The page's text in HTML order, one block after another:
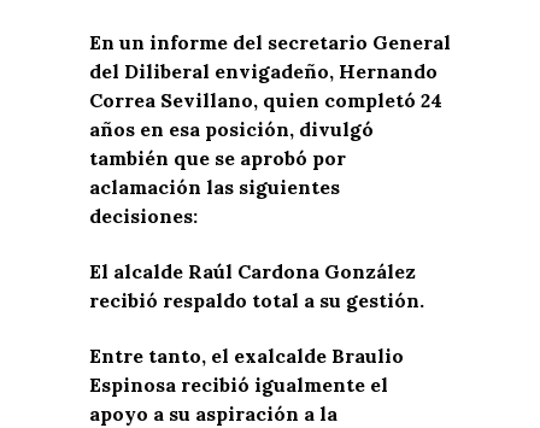
En un informe del secretario General
del Diliberal envigadeño, Hernando
Correa Sevillano, quien completó 24
años en esa posición, divulgó
también que se aprobó por
aclamación las siguientes
decisiones:
El alcalde Raúl Cardona González
recibió respaldo total a su gestión.
Entre tanto, el exalcalde Braulio
Espinosa recibió igualmente el
apoyo a su aspiración a la